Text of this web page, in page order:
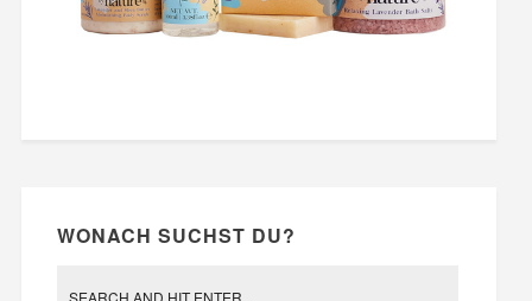
WONACH SUCHST DU?